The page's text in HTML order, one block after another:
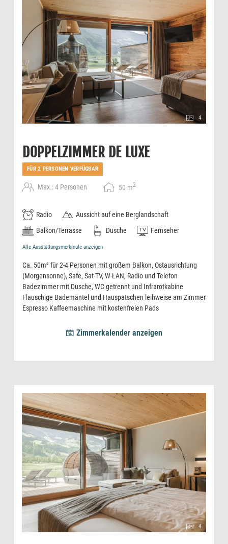
4
DOPPELZIMMER DE LUXE
FÜR 2 PERSONEN VERFÜGBAR
Max.: 4 Personen 50 m2
Radio
Aussicht auf eine Berglandschaft
Balkon/Terrasse
Dusche Fernseher
Alle Ausstattungsmerkmale anzeigen
Ca. 50m² für 2-4 Personen mit großem Balkon, Ostausrichtung
(Morgensonne), Safe, Sat-TV, W-LAN, Radio und Telefon
Badezimmer mit Dusche, WC getrennt und Infrarotkabine
Flauschige Bademäntel und Hauspatschen leihweise am Zimmer
Espresso Kaffeemaschine mit kostenfreien Pads
Zimmerkalender anzeigen
4